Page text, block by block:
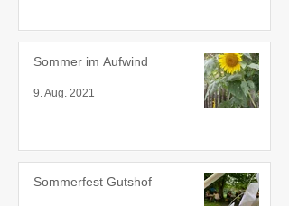
Sommer im Aufwind
9. Aug. 2021
Sommerfest Gutshof